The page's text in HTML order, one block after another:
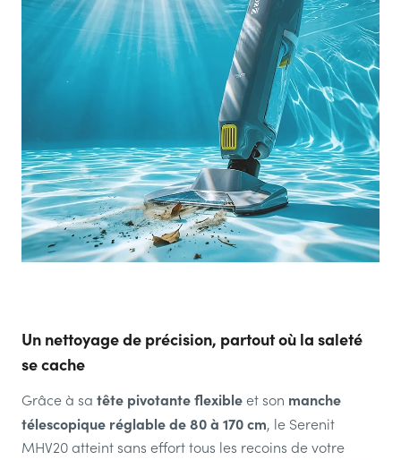
Un nettoyage de précision, partout où la saleté
se cache
Grâce à sa tête pivotante flexibleet son manche
télescopique réglable de 80 à 170 cm, le Serenit
MHV20 atteint sans effort tous les recoins de votre